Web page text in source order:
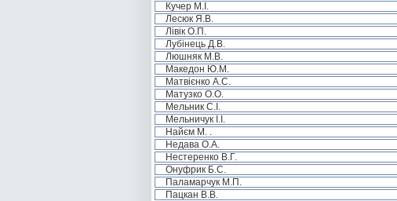
Кучер М.І.
Лесюк Я.В.
Лівік О.П.
Лубінець Д.В.
Люшняк М.В.
Македон Ю.М.
Матвієнко А.С.
Матузко О.О.
Мельник С.І.
Мельничук І.І.
Найєм М. .
Недава О.А.
Нестеренко В.Г.
Онуфрик Б.С.
Паламарчук М.П.
Пацкан В.В.